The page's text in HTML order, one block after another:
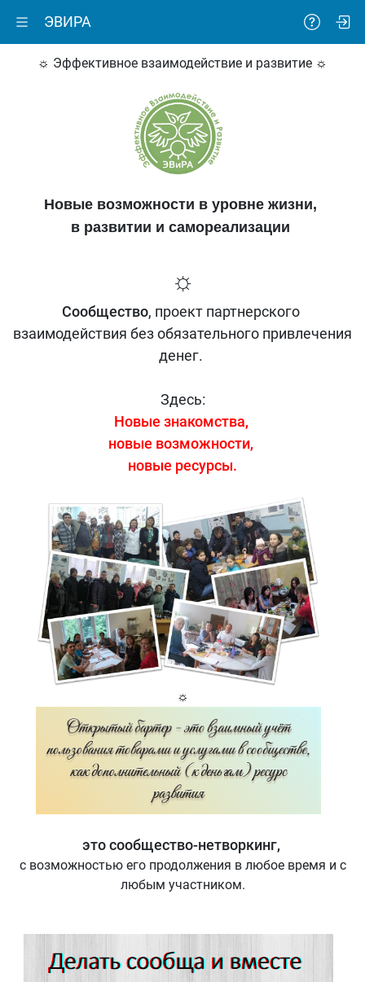
ЭВИРА
☼ Эффективное взаимодействие и развитие ☼
Новые возможности в уровне жизни,
в развитии и самореализации
☼
Сообщество, проект партнерского
взаимодействия без обязательного привлечения
денег.
Здесь:
Новые знакомства,
новые возможности,
новые ресурсы.
☼
это сообщество-нетворкинг,
с возможностью его продолжения в любое время и с
любым участником.